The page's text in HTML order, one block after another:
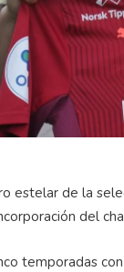
estelar de la
del
temporadas